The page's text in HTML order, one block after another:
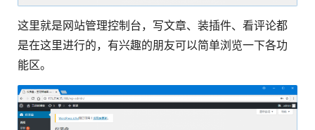
这里就是网站管理控制台，写文章、装插件、看评论都
是在这里进行的，有兴趣的朋友可以简单浏览一下各功
能区。